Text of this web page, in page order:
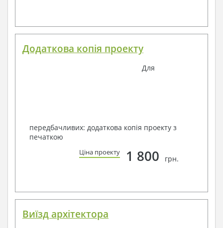
Додаткова копія проекту
Для
передбачливих: додаткова копія проекту з
печаткою
Ціна проекту 1 800 грн.
Виїзд архітектора